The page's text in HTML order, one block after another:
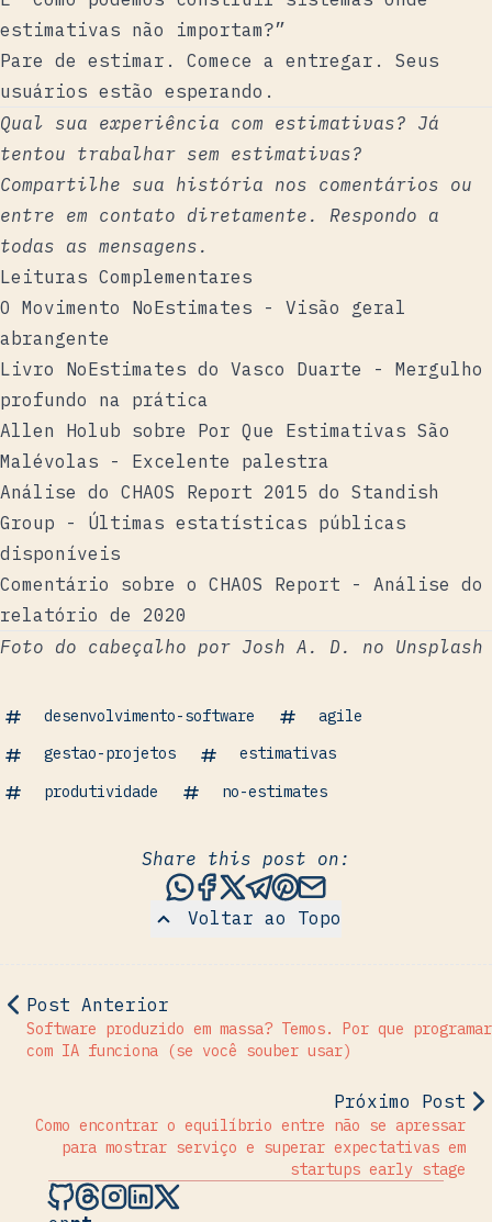
estimativas não importam?”
Pare de estimar. Comece a entregar. Seus
usuários estão esperando.
Qual sua experiência com estimativas? Já
tentou trabalhar sem estimativas?
Compartilhe sua história nos comentários ou
entre em contato diretamente . Respondo a
todas as mensagens.
Leituras Complementares
O Movimento NoEstimates - Visão geral
abrangente
Livro NoEstimates do Vasco Duarte - Mergulho
profundo na prática
Allen Holub sobre Por Que Estimativas São
Malévolas - Excelente palestra
Análise do CHAOS Report 2015 do Standish
Group - Últimas estatísticas públicas
disponíveis
Comentário sobre o CHAOS Report - Análise do
relatório de 2020
Foto do cabeçalho por Josh A. D. no Unsplash
desenvolvimento-software
agile
gestao-projetos
estimativas
produtividade
no-estimates
Voltar ao Topo
Share this post on:
Share this post via
Share this post on
Share this post on X
Share this post via
Share this post
Share this
Post Anterior
Software produzido em massa? Temos. Por que programar
com IA funciona (se você souber usar)
Próximo Post
Como encontrar o equilíbrio entre não se apressar
para mostrar serviço e superar expectativas em
startups early stage
Hugo Nogueira on Github
Hugo Nogueira on Threads
Hugo Nogueira on Instagram
Hugo Nogueira on LinkedIn
Hugo Nogueira on X